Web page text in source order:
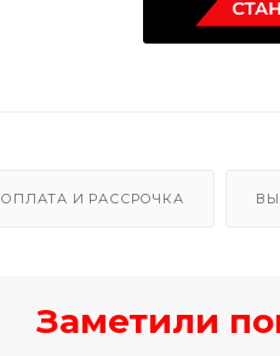
ОПЛАТА И РАССРОЧКА
Заметили